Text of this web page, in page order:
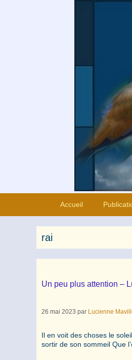
Accueil
rai
Un peu plus attention –
26 mai 2023 par Lucienne
Il en voit des choses le
sortir de son sommeil Que